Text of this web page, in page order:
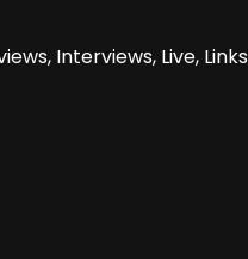
Interviews, Live,